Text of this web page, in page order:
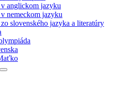
anglickom jazyku
nemeckom jazyku
slovenského jazyka a literatúry